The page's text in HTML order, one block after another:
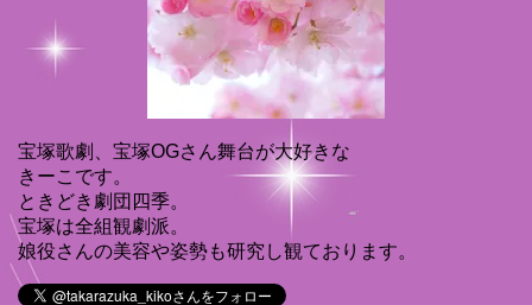
宝塚歌劇、宝塚OGさん舞台が大好きな
きーこです。
ときどき劇団四季。
宝塚は全組観劇派。
娘役さんの美容や姿勢も研究し観ております。